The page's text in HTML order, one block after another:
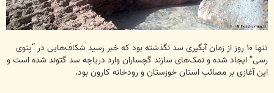
تنها ۱۰ روز از زمان آبگیری سد نگذشته بود که خبر رسید شکاف‌هایی در “پتوی
رسی” ایجاد شده و نمک‌های سازند گچساران وارد دریاچه سد گتوند شده است و
این آغازی بر مصائب استان خوزستان و رودخانه کارون بود.